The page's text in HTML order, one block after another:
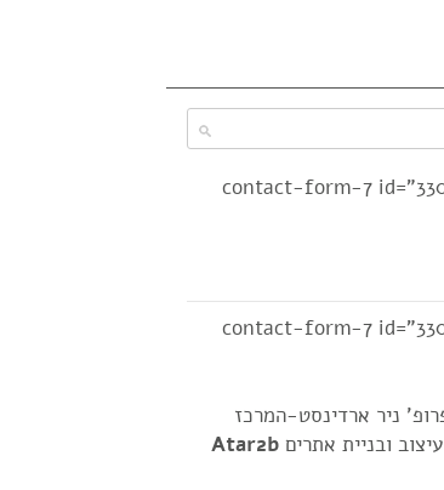
[contact-form-7
[contact-form-7
ניר ארדינסט-המרכז
עיצוב ובניית אתרים Atar2b